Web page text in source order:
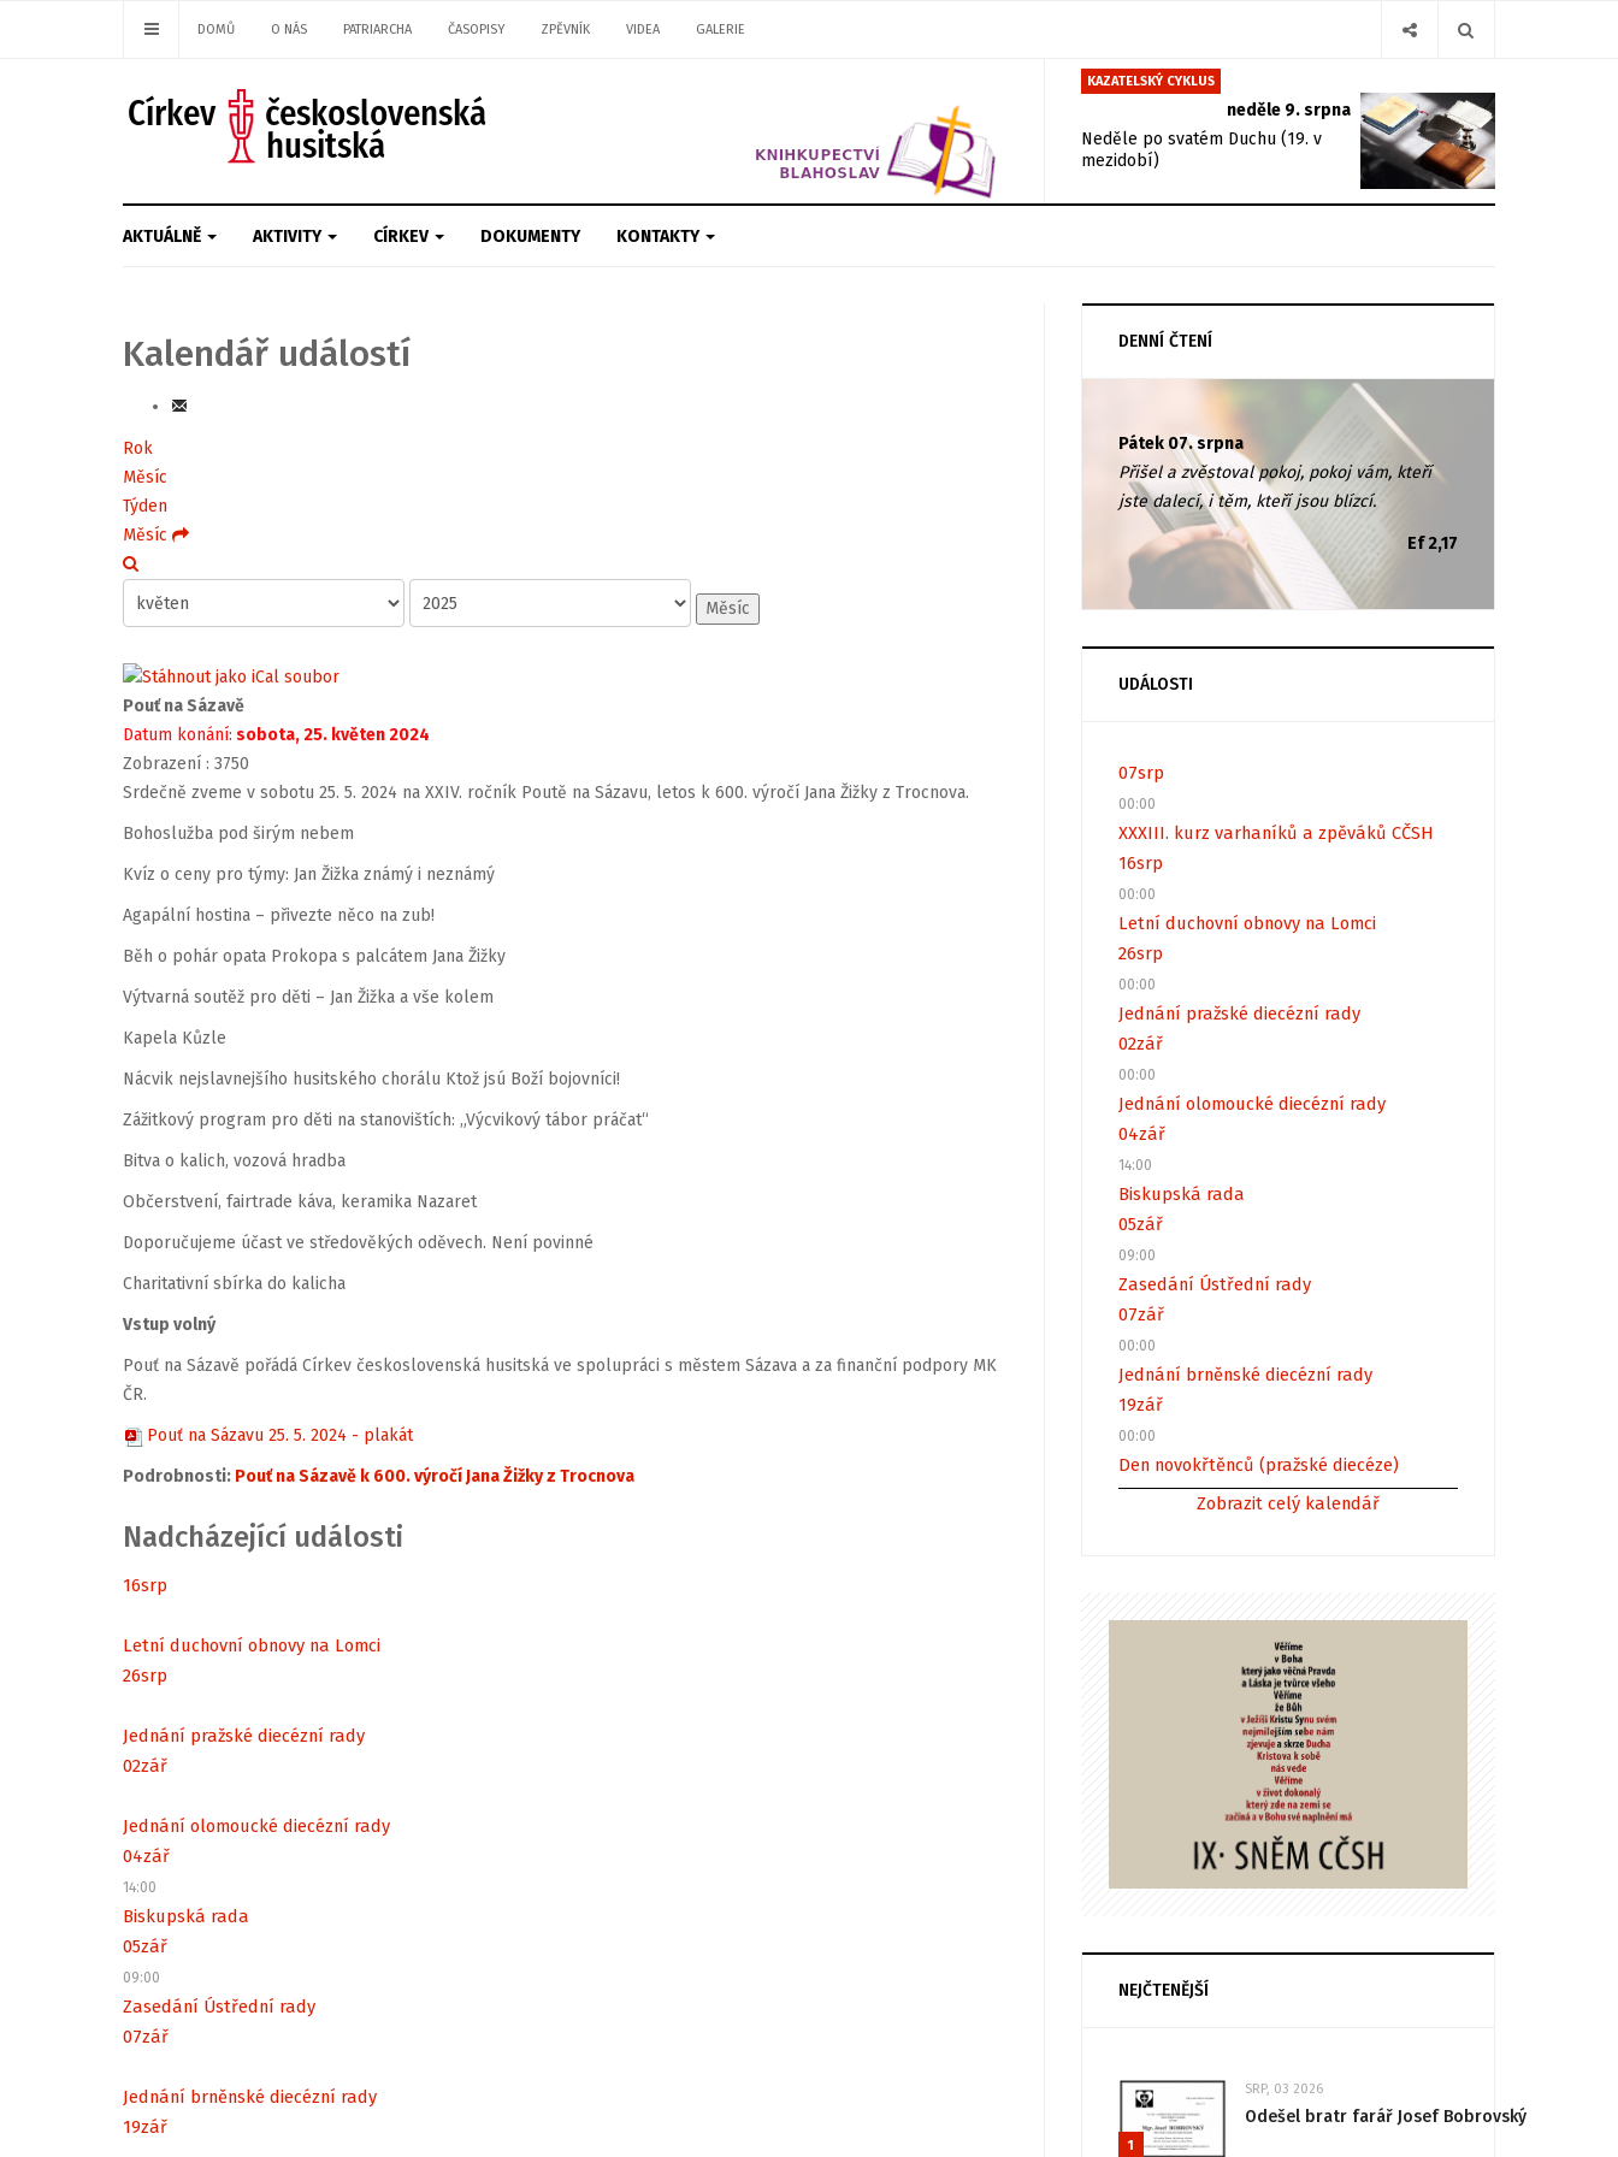
DOMŮ O NÁS PATRIARCHA ČASOPISY ZPĚVNÍK VIDEA GALERIE
KAZATELSKÝ CYKLUS
neděle 9. srpna
Neděle po svatém Duchu (19. v
mezidobí)
AKTUÁLNĚ AKTIVITY CÍRKEV DOKUMENTY KONTAKTY
Kalendář událostí
Rok
Měsíc
Týden
Měsíc
Měsíc
Pouť na Sázavě
Datum konání: sobota, 25. květen 2024
Zobrazení : 3750
Srdečně zveme v sobotu 25. 5. 2024 na XXIV. ročník Poutě na Sázavu, letos k 600. výročí Jana Žižky z Trocnova.
Bohoslužba pod širým nebem
Kvíz o ceny pro týmy: Jan Žižka známý i neznámý
Agapální hostina – přivezte něco na zub!
Běh o pohár opata Prokopa s palcátem Jana Žižky
Výtvarná soutěž pro děti – Jan Žižka a vše kolem
Kapela Kůzle
Nácvik nejslavnejšího husitského chorálu Ktož jsú Boží bojovníci!
Zážitkový program pro děti na stanovištích: „Výcvikový tábor práčat“
Bitva o kalich, vozová hradba
Občerstvení, fairtrade káva, keramika Nazaret
Doporučujeme účast ve středověkých oděvech. Není povinné
Charitativní sbírka do kalicha
Vstup volný
Pouť na Sázavě pořádá Církev československá husitská ve spolupráci s městem Sázava a za finanční podpory MK
ČR.
Pouť na Sázavu 25. 5. 2024 - plakát
Podrobnosti: Pouť na Sázavě k 600. výročí Jana Žižky z Trocnova
Nadcházející události
16srp
Letní duchovní obnovy na Lomci
26srp
Jednání pražské diecézní rady
02zář
Jednání olomoucké diecézní rady
04zář
14:00
Biskupská rada
05zář
09:00
Zasedání Ústřední rady
07zář
Jednání brněnské diecézní rady
19zář
DENNÍ ČTENÍ
Pátek 07. srpna
Přišel a zvěstoval pokoj, pokoj vám, kteří
jste dalecí, i těm, kteří jsou blízcí.
Ef 2,17
UDÁLOSTI
07srp
00:00
XXXIII. kurz varhaníků a zpěváků CČSH
16srp
00:00
Letní duchovní obnovy na Lomci
26srp
00:00
Jednání pražské diecézní rady
02zář
00:00
Jednání olomoucké diecézní rady
04zář
14:00
Biskupská rada
05zář
09:00
Zasedání Ústřední rady
07zář
00:00
Jednání brněnské diecézní rady
19zář
00:00
Den novokřtěnců (pražské diecéze)
Zobrazit celý kalendář
NEJČTENĚJŠÍ
1
SRP, 03 2026
Odešel bratr farář Josef Bobrovský